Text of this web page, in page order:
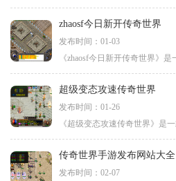
zhaosf今日新开传奇世界
发布时间：01-03
超级变态攻速传奇世界
发布时间：01-26
传奇世界手游发布网站大全
发布时间：02-07